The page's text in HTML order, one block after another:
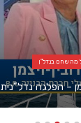
מה שחם בנדל"ן
– הפלגה נדל"נית 3